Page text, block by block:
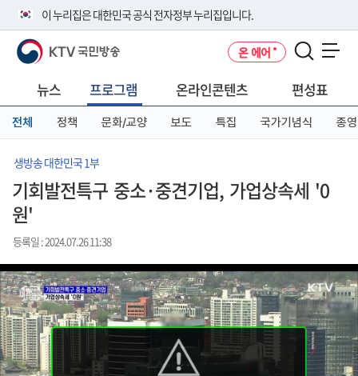
이 누리집은 대한민국 공식 전자정부 누리집입니다.
공식 누리집 주소 확인하기
니다.
이밖에 or.kr 또는 .kr등 다른 도메인 주소를 사용하고 있다면 아래 URL에
서 도메인 주소를 확인해 보세요
KTV 국민방송 온 에어
뉴스 프로그램 온라인콘텐츠 편성표
전체 정책 문화/교양 보도 특집 국가기념식 종영
생방송 대한민국 1부
기회발전특구 중소·중견기업, 가업상속세 '0
원'
등록일 : 2024.07.26 11:38